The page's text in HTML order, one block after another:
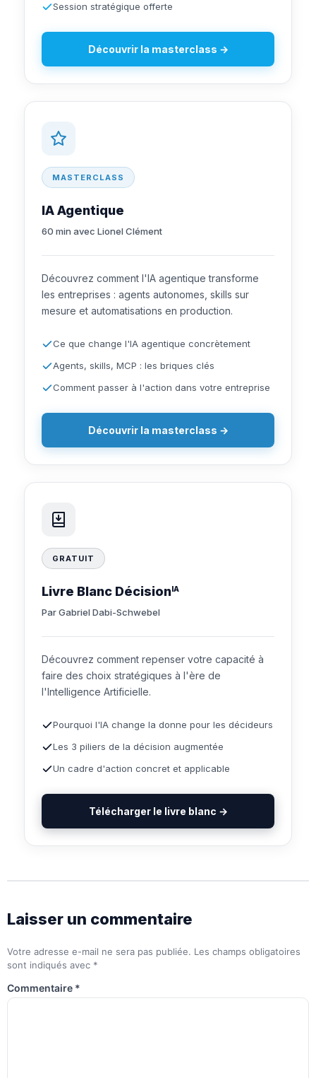
Session stratégique offerte
Découvrir la masterclass →
MASTERCLASS
IA Agentique
60 min avec Lionel Clément
Découvrez comment l'IA agentique transforme
les entreprises : agents autonomes, skills sur
mesure et automatisations en production.
Ce que change l'IA agentique concrètement
Agents, skills, MCP : les briques clés
Comment passer à l'action dans votre entreprise
Découvrir la masterclass →
GRATUIT
Livre Blanc Décision IA
Par Gabriel Dabi-Schwebel
Découvrez comment repenser votre capacité à
faire des choix stratégiques à l'ère de
l'Intelligence Artificielle.
Pourquoi l'IA change la donne pour les décideurs
Les 3 piliers de la décision augmentée
Un cadre d'action concret et applicable
Télécharger le livre blanc →
Laisser un commentaire
Votre adresse e-mail ne sera pas publiée. Les champs obligatoires
sont indiqués avec *
Commentaire *